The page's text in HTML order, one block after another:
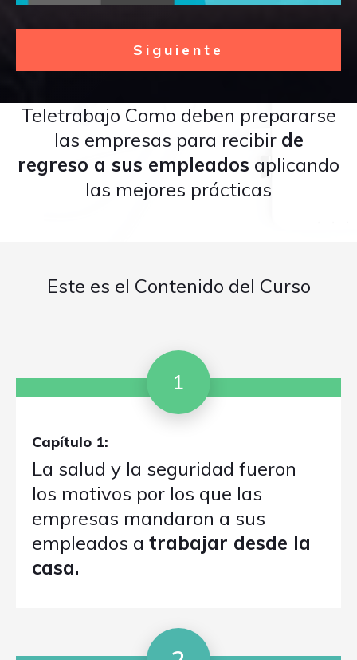
Siguiente
Teletrabajo Como deben prepararse
las empresas para recibir de
regreso a sus empleados aplicando
las mejores prácticas
Este es el Contenido del Curso
1
Capítulo 1:
La salud y la seguridad fueron
los motivos por los que las
empresas mandaron a sus
empleados a trabajar desde la
casa.